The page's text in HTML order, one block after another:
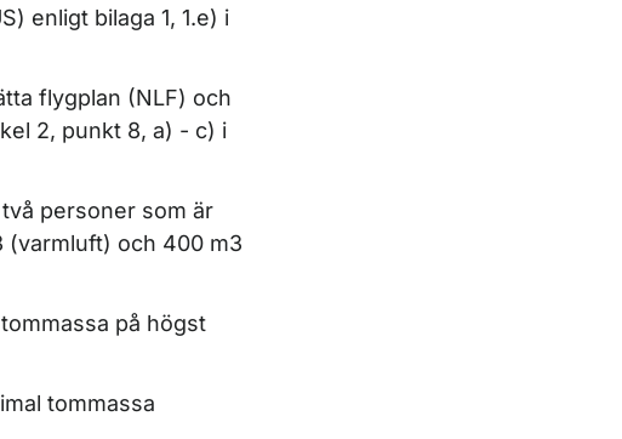
enligt bilaga 1, 1.e) i
flygplan (NLF) och
2, punkt 8, a) - c) i
personer som är
(varmluft) och 400 m3
på högst
tommassa